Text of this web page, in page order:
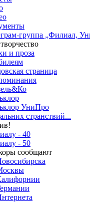
группа „Филиал,
и проза
страница
УниПро
странствий...
- 40
- 50
сообщают